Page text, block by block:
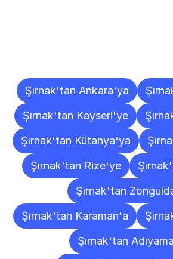
Şırnak'tan Ankara'ya
Şırnak'tan Kayseri'ye
Şırnak'tan Kütahya'ya
Şırnak'tan Rize'ye
Şırnak'tan
Şırnak'tan Karaman'a
Şırnak'tan